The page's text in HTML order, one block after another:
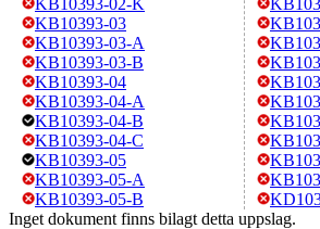
KB10393-03
KB10393-03-A
KB10393-03-B
KB10393-04
KB10393-04-A
KB10393-04-B
KB10393-04-C
KB10393-05
KB10393-05-A
KB10393-05-B
Inget dokument finns bilagt detta uppslag.